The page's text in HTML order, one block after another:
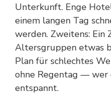
Unterkunft. Enge
einem langen Tag
werden. Zweitens: Ein
Altersgruppen etwas
Plan für schlechtes
ohne Regentag — wer
entspannt.